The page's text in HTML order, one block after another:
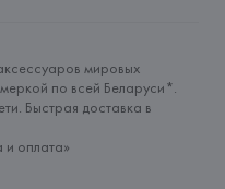
мировых
по всей Беларуси*.
Быстрая доставка в
и оплата»